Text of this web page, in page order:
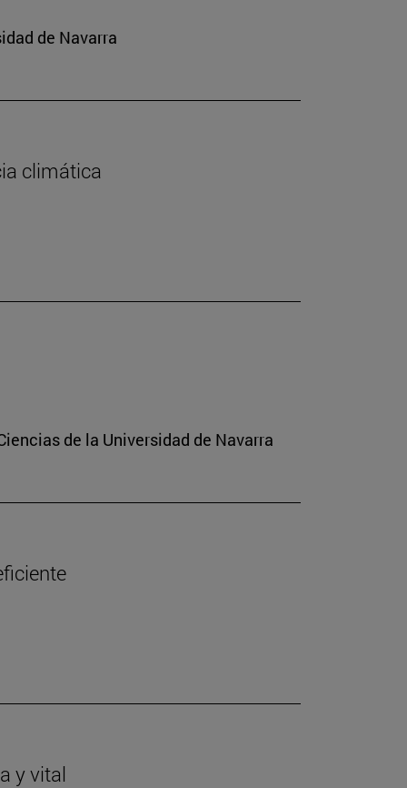
de Navarra
climática
de la Universidad de Navarra
y vital